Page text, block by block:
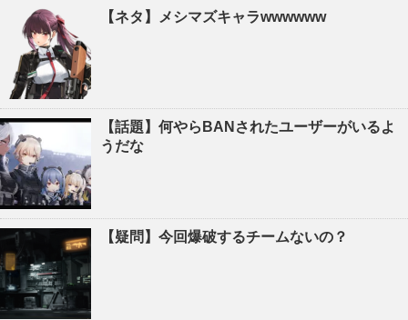
【ネタ】メシマズキャラwwwwww
【話題】何やらBANされたユーザーがいるよ
うだな
【疑問】今回爆破するチームないの？